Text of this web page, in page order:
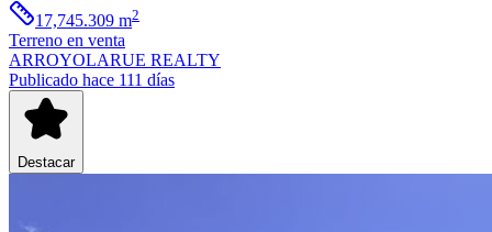
17,745.309 m2
Terreno en venta
ARROYOLARUE REALTY
Publicado hace 111 días
Destacar